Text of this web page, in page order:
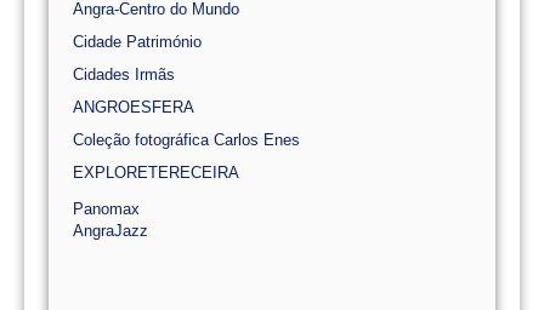
Angra-Centro do Mundo
Cidade Património
Cidades Irmãs
ANGROESFERA
Coleção fotográfica Carlos Enes
EXPLORETERECEIRA
Panomax
AngraJazz